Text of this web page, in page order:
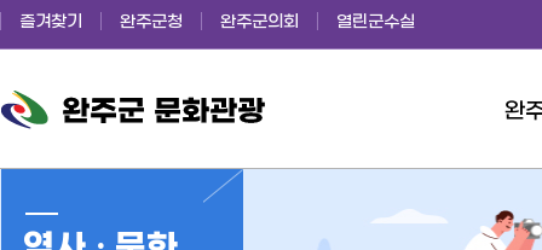
즐겨찾기 완주군청 완주군의회 열린군수실
완